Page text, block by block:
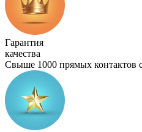
Гарантия
качества
Свыше 1000 прямых контактов